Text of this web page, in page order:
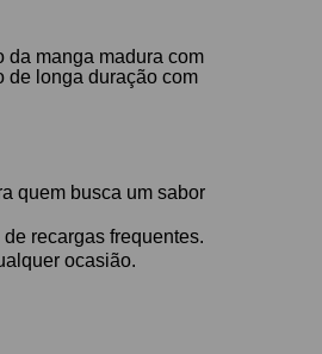
da manga madura com
de longa duração com
quem busca um sabor
recargas frequentes.
ocasião.